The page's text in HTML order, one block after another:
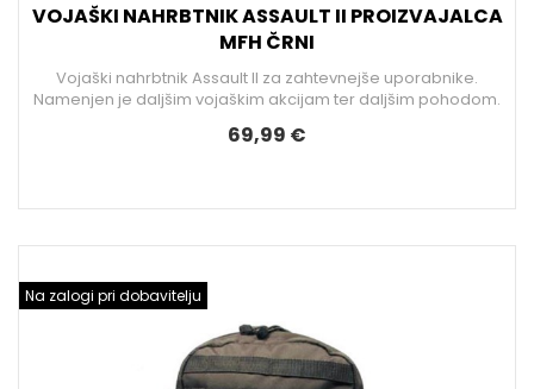
VOJAŠKI NAHRBTNIK ASSAULT II PROIZVAJALCA
MFH ČRNI
Vojaški nahrbtnik Assault II za zahtevnejše uporabnike.
Namenjen je daljšim vojaškim akcijam ter daljšim pohodom.
69,99 €
Na zalogi pri dobavitelju